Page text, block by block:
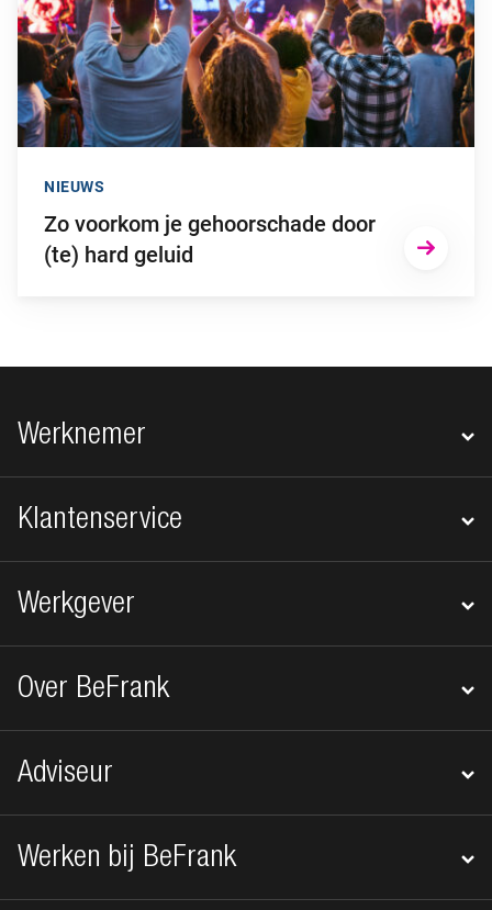
Zo voorkom je gehoorschade door
(te) hard geluid
NIEUWS
Footer navigatie
Werknemer
Klantenservice
Werkgever
Over BeFrank
Adviseur
Werken bij BeFrank